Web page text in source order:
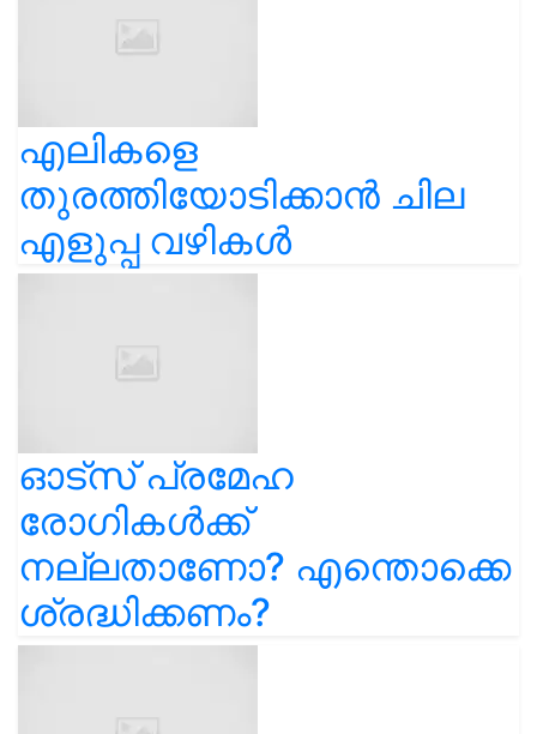
എലികളെ
തുരത്തിയോടിക്കാൻ ചില
എളുപ്പ വഴികൾ
ഓട്സ് പ്രമേഹ
രോഗികൾക്ക്
നല്ലതാണോ? എന്തൊക്കെ
ശ്രദ്ധിക്കണം?